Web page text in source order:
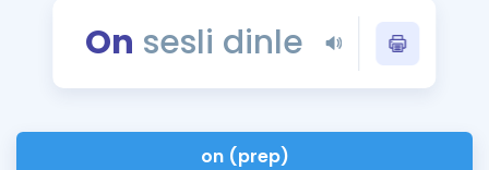
On sesli dinle
on (prep)